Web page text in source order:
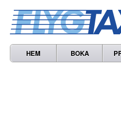
HEM BOKA